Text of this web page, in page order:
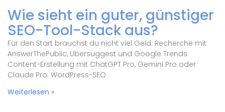
Wie sieht ein guter, günstiger
SEO-Tool-Stack aus?
Für den Start brauchst du nicht viel Geld: Recherche mit
AnswerThePublic, Ubersuggest und Google Trends.
Content-Erstellung mit ChatGPT Pro, Gemini Pro oder
Claude Pro. WordPress-SEO
Weiterlesen »